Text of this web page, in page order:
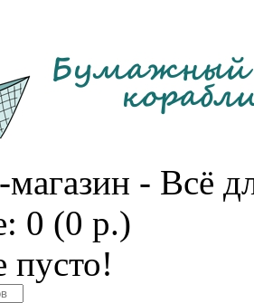
- Всё
0 (0 р.)
пусто!